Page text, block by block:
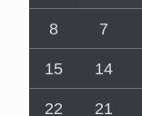
7
8
14
15
21
22